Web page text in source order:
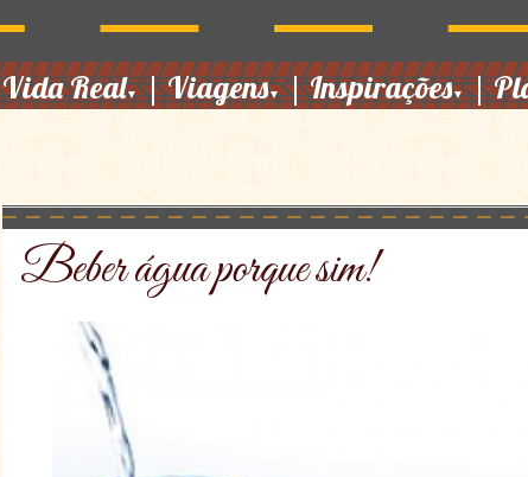
Vida Real▼ |Viagens▼ |Inspirações▼ |
Beber água porque sim!